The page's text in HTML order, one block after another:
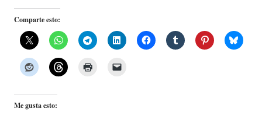
Comparte esto:
Me gusta esto: